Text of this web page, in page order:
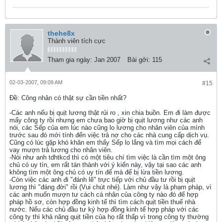
thehe8x
Thành viên tích cực
Tham gia ngày: Jan 2007 Bài gởi: 115
#15
02-03-2007, 09:09 AM
Ðề: Công nhân có thật sự cần tiền nhất?
-Các anh nếu bị quịt lương thật rủi ro , xin chia buồn. Em đi làm được
mấy công ty rồi nhưng em chưa bao giờ bị quịt lương như các anh
nói, các Sếp của em lúc nào cũng lo lương cho nhân viên của mình
trước sau đó mới tính đến việc trả nợ cho các nhà cung cấp dịch vụ.
Cũng có lúc gặp khó khăn em thấy Sếp lo lắng và tìm mọi cách để
vay mượn trả lương cho nhân viên.
-Nói như anh tdhtkcd thì có một tiêu chí tìm việc là cần tìm một ông
chủ có uy tín, em rất tán thành với ý kiến này, vậy tại sao các anh
không tìm một ông chủ có uy tín để mà để bị lừa tiền lương.
-Còn việc các anh đi "đánh lẽ" trực tiếp với chủ đầu tư rồi bị quịt
lương thì "đáng đời" rồi (Vui chút nhé). Làm như vậy là phạm pháp, vì
các anh muốn mượn tư cách cá nhân của công ty nào đó để hợp
pháp hồ sơ, còn hợp đồng kinh tế thì tìm cách quịt tiền thuế nhà
nước. Nếu các chủ đầu tư ký hợp đồng kinh tế hợp pháp với các
công ty thì khả năng quịt tiền của họ rất thấp vì trong công ty thường